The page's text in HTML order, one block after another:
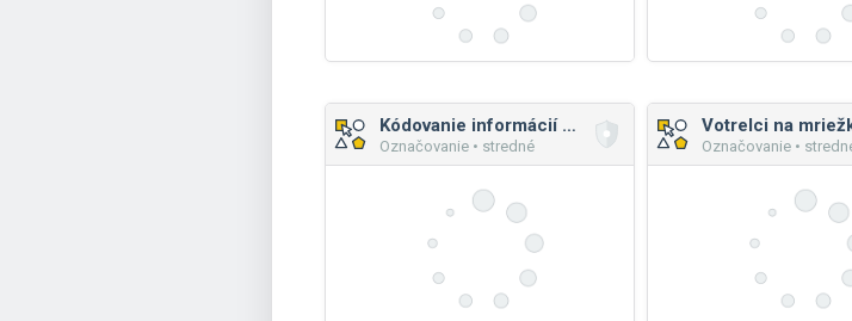
Kódovanie informácií obrázkom
Označovanie • stredné Označovanie •